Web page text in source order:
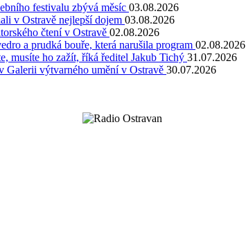
festivalu zbývá měsíc 03.08.2026
v Ostravě nejlepší dojem 03.08.2026
čtení v Ostravě 02.08.2026
a prudká bouře, která narušila program 02.08.2026
musíte ho zažít, říká ředitel Jakub Tichý 31.07.2026
Galerii výtvarného umění v Ostravě 30.07.2026